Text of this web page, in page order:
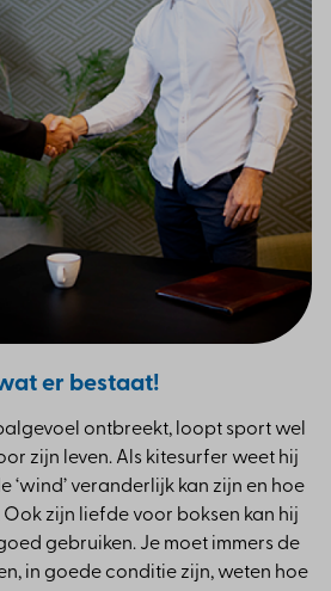
er bestaat!
ontbreekt, loopt sport wel
zijn leven. Als kitesurfer weet hij
‘wind’ veranderlijk kan zijn en hoe
zijn liefde voor boksen kan hij
gebruiken. Je moet immers de
in goede conditie zijn, weten hoe